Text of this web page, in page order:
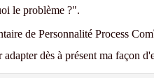
le problème ?".
de Personnalité Process Com
dès à présent ma façon